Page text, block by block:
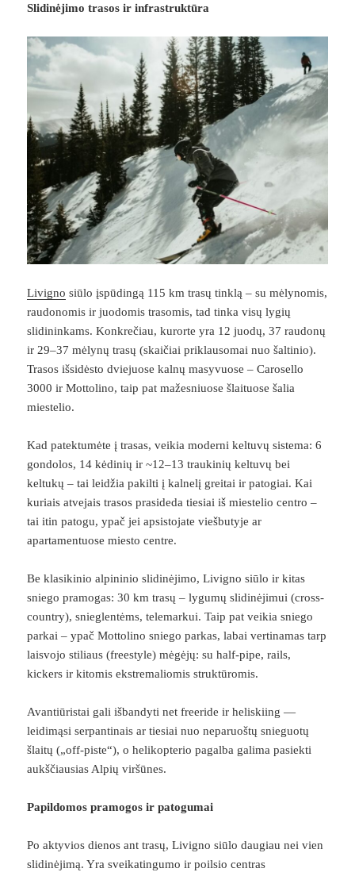
Slidinėjimo trasos ir infrastruktūra
Livigno siūlo įspūdingą 115 km trasų tinklą – su mėlynomis,
raudonomis ir juodomis trasomis, tad tinka visų lygių
slidininkams. Konkrečiau, kurorte yra 12 juodų, 37 raudonų
ir 29–37 mėlynų trasų (skaičiai priklausomai nuo šaltinio).
Trasos išsidėsto dviejuose kalnų masyvuose – Carosello
3000 ir Mottolino, taip pat mažesniuose šlaituose šalia
miestelio.
Kad patektumėte į trasas, veikia moderni keltuvų sistema: 6
gondolos, 14 kėdinių ir ~12–13 traukinių keltuvų bei
keltukų – tai leidžia pakilti į kalnelį greitai ir patogiai. Kai
kuriais atvejais trasos prasideda tiesiai iš miestelio centro –
tai itin patogu, ypač jei apsistojate viešbutyje ar
apartamentuose miesto centre.
Be klasikinio alpininio slidinėjimo, Livigno siūlo ir kitas
sniego pramogas: 30 km trasų – lygumų slidinėjimui (cross-
country), snieglentėms, telemarkui. Taip pat veikia sniego
parkai – ypač Mottolino sniego parkas, labai vertinamas tarp
laisvojo stiliaus (freestyle) mėgėjų: su half-pipe, rails,
kickers ir kitomis ekstremaliomis struktūromis.
Avantiūristai gali išbandyti net freeride ir heliskiing —
leidimąsi serpantinais ar tiesiai nuo neparuoštų snieguotų
šlaitų („off-piste“), o helikopterio pagalba galima pasiekti
aukščiausias Alpių viršūnes.
Papildomos pramogos ir patogumai
Po aktyvios dienos ant trasų, Livigno siūlo daugiau nei vien
slidinėjimą. Yra sveikatingumo ir poilsio centras